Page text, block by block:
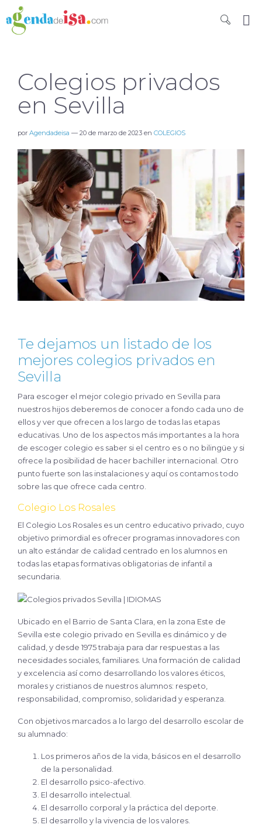
Colegios privados
en Sevilla
por Agendadeisa — 20 de marzo de 2023 en COLEGIOS
Te dejamos un listado de los
mejores colegios privados en
Sevilla
Para escoger el mejor colegio privado en Sevilla para
nuestros hijos deberemos de conocer a fondo cada uno de
ellos y ver que ofrecen a los largo de todas las etapas
educativas. Uno de los aspectos más importantes a la hora
de escoger colegio es saber si el centro es o no bilingüe y si
ofrece la posibilidad de hacer bachiller internacional. Otro
punto fuerte son las instalaciones y aquí os contamos todo
sobre las que ofrece cada centro.
Colegio Los Rosales
El Colegio Los Rosales es un centro educativo privado, cuyo
objetivo primordial es ofrecer programas innovadores con
un alto estándar de calidad centrado en los alumnos en
todas las etapas formativas obligatorias de infantil a
secundaria.
Ubicado en el Barrio de Santa Clara, en la zona Este de
Sevilla este colegio privado en Sevilla es dinámico y de
calidad, y desde 1975 trabaja para dar respuestas a las
necesidades sociales, familiares. Una formación de calidad
y excelencia así como desarrollando los valores éticos,
morales y cristianos de nuestros alumnos: respeto,
responsabilidad, compromiso, solidaridad y esperanza.
Con objetivos marcados a lo largo del desarrollo escolar de
su alumnado:
Los primeros años de la vida, básicos en el desarrollo
de la personalidad.
El desarrollo psico-afectivo.
El desarrollo intelectual.
El desarrollo corporal y la práctica del deporte.
El desarrollo y la vivencia de los valores.